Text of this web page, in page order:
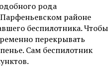
рода
районе
беспилотника. Чтобы
перекрывать
Сам беспилотник